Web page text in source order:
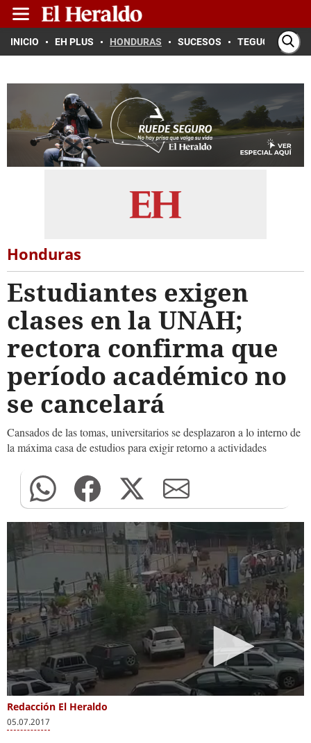
INICIO EH PLUS HONDURAS SUCESOS TEGUCIGALPA
Honduras
Estudiantes exigen
clases en la UNAH;
rectora confirma que
período académico no
se cancelará
Cansados de las tomas, universitarios se desplazaron a lo interno de
la máxima casa de estudios para exigir retorno a actividades
0
seconds
0
seconds
Redacción El Heraldo
05.07.2017